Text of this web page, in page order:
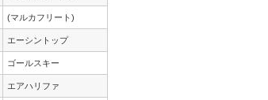
(マルカフリート)
エーシントップ
ゴールスキー
エアハリファ